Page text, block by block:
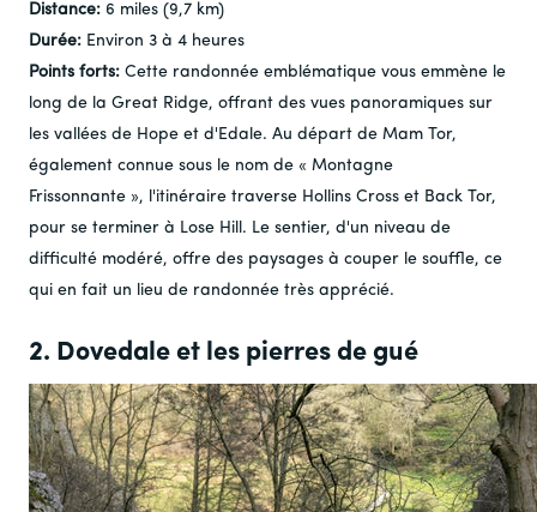
Distance: 6 miles (9,7 km)
Durée: Environ 3 à 4 heures
Points forts: Cette randonnée emblématique vous emmène le
long de la Great Ridge, offrant des vues panoramiques sur
les vallées de Hope et d'Edale. Au départ de Mam Tor,
également connue sous le nom de « Montagne
Frissonnante », l'itinéraire traverse Hollins Cross et Back Tor,
pour se terminer à Lose Hill. Le sentier, d'un niveau de
difficulté modéré, offre des paysages à couper le souffle, ce
qui en fait un lieu de randonnée très apprécié.
2. Dovedale et les pierres de gué